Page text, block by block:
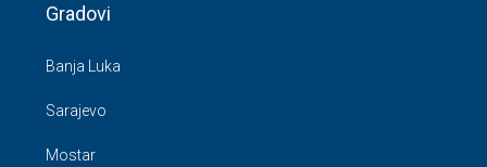
Gradovi
Banja Luka
Sarajevo
Mostar